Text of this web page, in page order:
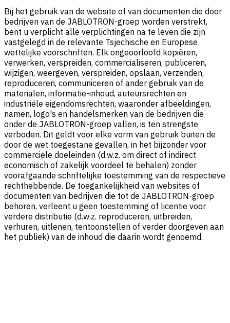
Bij het gebruik van de website of van documenten die door
bedrijven van de JABLOTRON-groep worden verstrekt,
bent u verplicht alle verplichtingen na te leven die zijn
vastgelegd in de relevante Tsjechische en Europese
wettelijke voorschriften. Elk ongeoorloofd kopiëren,
verwerken, verspreiden, commercialiseren, publiceren,
wijzigen, weergeven, verspreiden, opslaan, verzenden,
reproduceren, communiceren of ander gebruik van de
materialen, informatie-inhoud, auteursrechten en
industriële eigendomsrechten, waaronder afbeeldingen,
namen, logo's en handelsmerken van de bedrijven die
onder de JABLOTRON-groep vallen, is ten strengste
verboden. Dit geldt voor elke vorm van gebruik buiten de
door de wet toegestane gevallen, in het bijzonder voor
commerciële doeleinden (d.w.z. om direct of indirect
economisch of zakelijk voordeel te behalen) zonder
voorafgaande schriftelijke toestemming van de respectieve
rechthebbende. De toegankelijkheid van websites of
documenten van bedrijven die tot de JABLOTRON-groep
behoren, verleent u geen toestemming of licentie voor
verdere distributie (d.w.z. reproduceren, uitbreiden,
verhuren, uitlenen, tentoonstellen of verder doorgeven aan
het publiek) van de inhoud die daarin wordt genoemd.